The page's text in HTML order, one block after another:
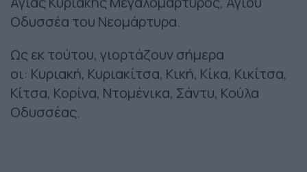
Οδυσσέα του Νεομάρτυρα.
Ως εκ τούτου, γιορτάζουν σήμερα
οι: Κυριακή, Κυριακίτσα, Κική, Κίκα, Κικίτσα,
Κίτσα, Κορίνα, Ντομένικα, Σάντυ, Κούλα
Οδυσσέας.